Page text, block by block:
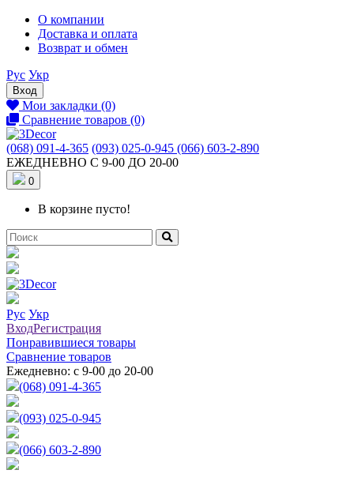
О компании
Доставка и оплата
Возврат и обмен
Рус Укр
Вход
Мои закладки (0)
Сравнение товаров (0)
(068) 091-4-365 (093) 025-0-945 (066) 603-2-890
ЕЖЕДНЕВНО С 9-00 ДО 20-00
0
В корзине пусто!
Рус Укр
ВходРегистрация
Понравившиеся товары
Сравнение товаров
Ежедневно: с 9-00 до 20-00
(068) 091-4-365
(093) 025-0-945
(066) 603-2-890